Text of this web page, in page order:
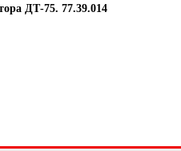
ДТ-75. 77.39.014